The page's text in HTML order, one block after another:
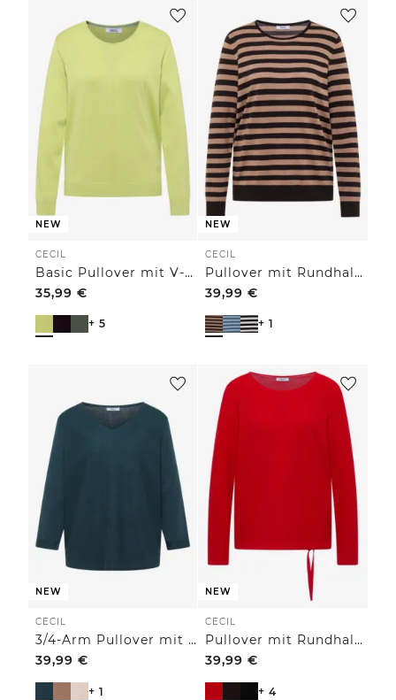
NEW
CECIL
Basic Pullover mit V-Neck in Unifarbe
35,99 €
+ 5
NEW
CECIL
Pullover mit Rundhals und Streifen
39,99€
+ 1
NEW
CECIL
3/4-Arm Pullover mit V-Neck und Strukturfront
39,99 €
+ 1
NEW
CECIL
Pullover mit Rundhals und Struktur
39,99€
+ 4